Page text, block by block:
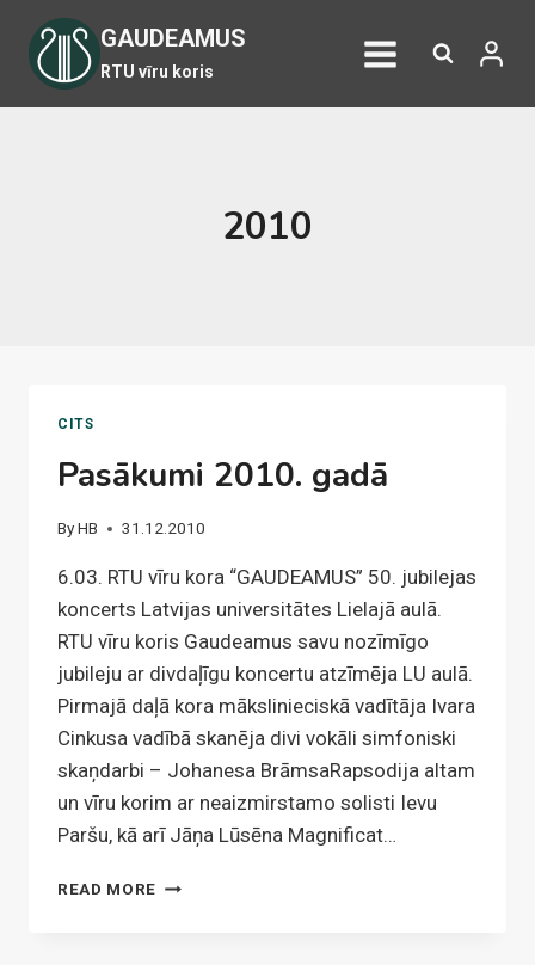
content
GAUDEAMUS
RTU vīru koris
2010
CITS
Pasākumi 2010. gadā
ByHB 31.12.2010
6.03. RTU vīru kora “GAUDEAMUS” 50. jubilejas
koncerts Latvijas universitātes Lielajā aulā.
RTU vīru koris Gaudeamus savu nozīmīgo
jubileju ar divdaļīgu koncertu atzīmēja LU aulā.
Pirmajā daļā kora mākslinieciskā vadītāja Ivara
Cinkusa vadībā skanēja divi vokāli simfoniski
skaņdarbi – Johanesa BrāmsaRapsodija altam
un vīru korim ar neaizmirstamo solisti Ievu
Paršu, kā arī Jāņa Lūsēna Magnificat…
READ MORE PASĀKUMI